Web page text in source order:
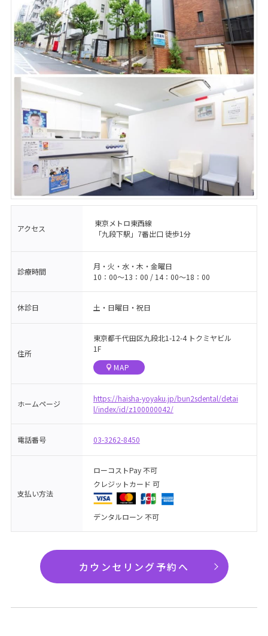
アクセス
東京メトロ東西線
「九段下駅」7番出口 徒歩1分
診療時間
月・火・水・木・金曜日
10：00〜13：00 / 14：00〜18：00
休診日 土・日曜日・祝日
住所
東京都千代田区九段北1-12-4 トクミヤビル
1F
MAP
ホームページ
https://haisha-yoyaku.jp/bun2sdental/detai
l/index/id/z100000042/
電話番号 03-3262-8450
支払い方法
ローコストPay 不可
クレジットカード 可
デンタルローン 不可
カウンセリング予約へ